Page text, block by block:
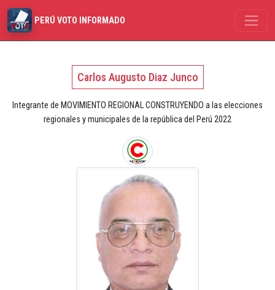
PERÚ VOTO INFORMADO
Carlos Augusto Diaz Junco
Integrante de MOVIMIENTO REGIONAL CONSTRUYENDO a las elecciones
regionales y municipales de la república del Perú 2022